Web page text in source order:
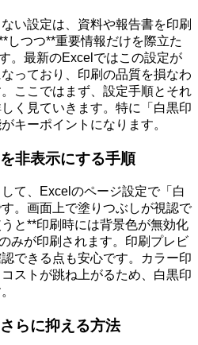
い設定は、資料や報告書を印刷
しつつ**重要情報だけを際立た
。最新のExcelではこの設定が
っており、印刷の品質を損なわ
ここではまず、設定手順とそれ
く見ていきます。特に「白黒印
キーポイントになります。
非表示にする手順
て、Excelのページ設定で「白
。画面上で塗りつぶしが視認で
と**印刷時には背景色が無効化
みが印刷されます。印刷プレビ
できる点も安心です。カラー印
ストが跳ね上がるため、白黒印
らに抑える方法